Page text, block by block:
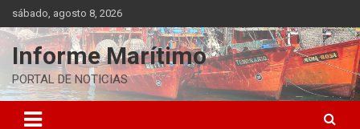
Saltar
al
contenido
sábado, agosto 8, 2026
Informe Marítimo
PORTAL DE NOTICIAS